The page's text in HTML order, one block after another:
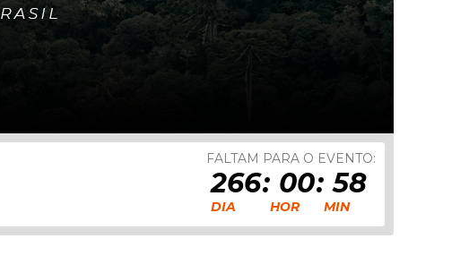
FALTAM PARA O EVENTO:
266
DIA
00
HOR
58
MIN